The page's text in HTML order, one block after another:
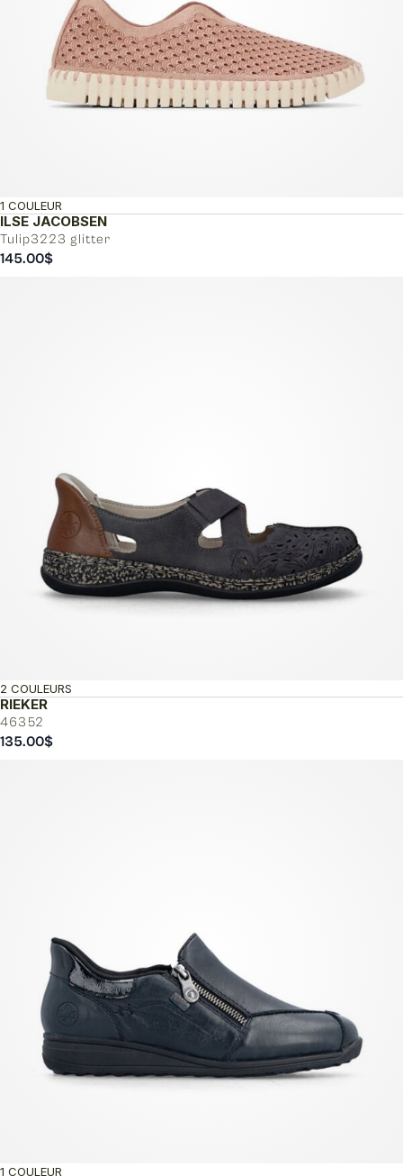
ILSE JACOBSEN
Tulip3223 glitter
1 COULEUR
145.00$
RIEKER
46352
2 COULEURS
135.00$
1 COULEUR